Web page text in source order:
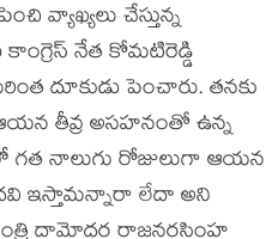
వ్యాఖ్యలు చేస్తున్న
నేత కోమటిరెడ్డి
దూకుడు పెంచారు. తనకు
తీవ్ర అసహనంతో ఉన్న
నాలుగు రోజులుగా ఆయన
ఇస్తామన్నారా లేదా అని